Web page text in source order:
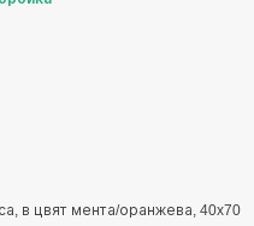
в цвят мента/оранжева, 40x70